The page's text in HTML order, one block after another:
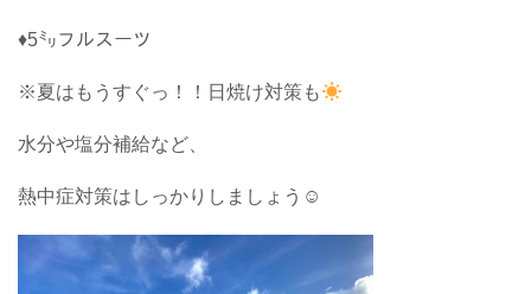
♦5㍉フルスーツ
※夏はもうすぐっ！！日焼け対策も
水分や塩分補給など、
熱中症対策はしっかりしましょう☺︎